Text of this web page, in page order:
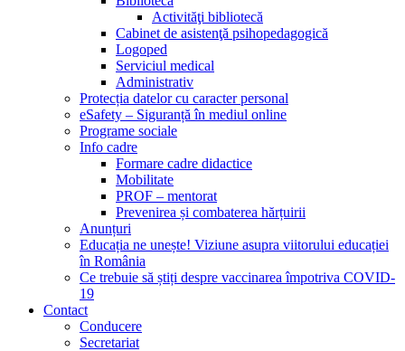
Activităţi bibliotecă
Cabinet de asistenţă psihopedagogică
Logoped
Serviciul medical
Administrativ
Protecția datelor cu caracter personal
eSafety – Siguranță în mediul online
Programe sociale
Info cadre
Formare cadre didactice
Mobilitate
PROF – mentorat
Prevenirea și combaterea hărțuirii
Anunțuri
Educația ne unește! Viziune asupra viitorului educației
în România
Ce trebuie să știți despre vaccinarea împotriva COVID-
19
Contact
Conducere
Secretariat